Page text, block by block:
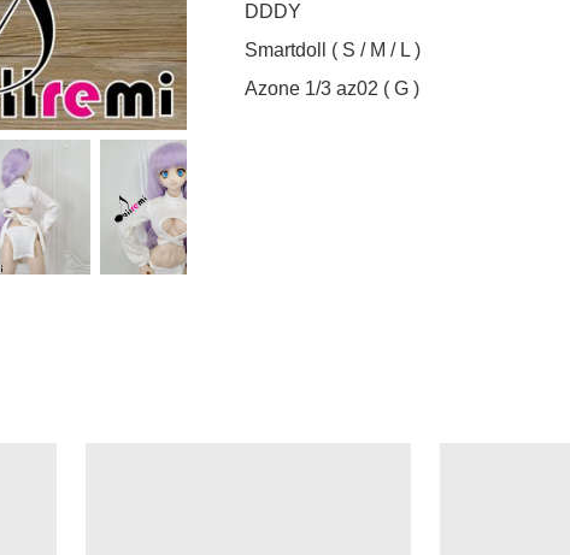
DDDY
Smartdoll ( S / M / L )
Azone 1/3 az02 ( G )